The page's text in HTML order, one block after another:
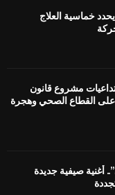
خماسية العلاج
مشروع قانون
على القطاع الصحي وهجرة
أغنية صيفية جديدة